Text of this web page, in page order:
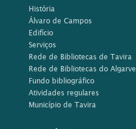
História
Álvaro de Campos
Edifício
Serviços
Rede de Bibliotecas de Tavira
Rede de Bibliotecas do Algarve
Fundo bibliográfico
Atividades regulares
Município de Tavira